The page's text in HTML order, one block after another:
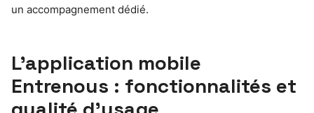
un accompagnement dédié.
L’application mobile
Entrenous : fonctionnalités et